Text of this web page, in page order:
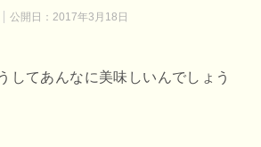
公開日： 2017年3月18日
してあんなに美味しいんでしょう